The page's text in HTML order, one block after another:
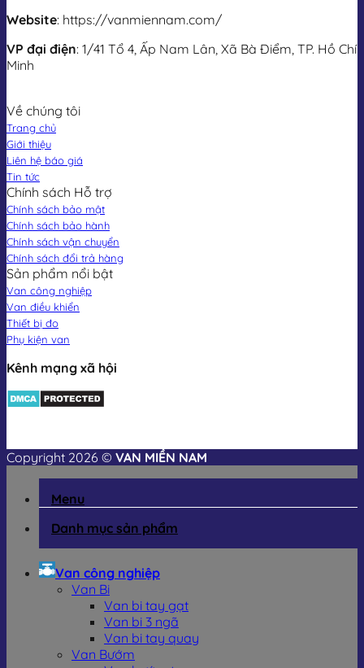
Website: https://vanmiennam.com/
VP đại điện: 1/41 Tổ 4, Ấp Nam Lân, Xã Bà Điểm, TP. Hồ Chí
Minh
Về chúng tôi
Trang chủ
Giới thiệu
Liên hệ báo giá
Tin tức
Chính sách Hỗ trợ
Chính sách bảo mật
Chính sách bảo hành
Chính sách vận chuyển
Chính sách đổi trả hàng
Sản phẩm nổi bật
Van công nghiệp
Van điều khiển
Thiết bị đo
Phụ kiện van
Kênh mạng xã hội
Copyright 2026 © VAN MIỀN NAM
Menu
Danh mục sản phẩm
Van công nghiệp
Van Bi
Van bi tay gạt
Van bi 3 ngã
Van bi tay quay
Van Bướm